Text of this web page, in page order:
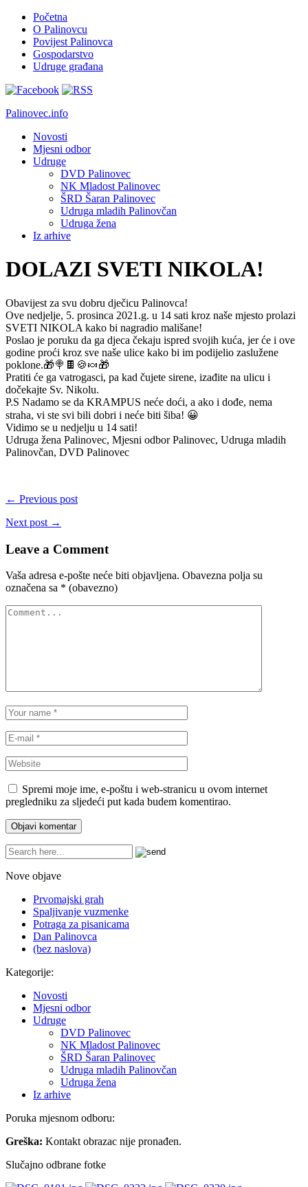
Početna
O Palinovcu
Povijest Palinovca
Gospodarstvo
Udruge građana
Palinovec.info
Novosti
Mjesni odbor
Udruge
DVD Palinovec
NK Mladost Palinovec
ŠRD Šaran Palinovec
Udruga mladih Palinovčan
Udruga žena
Iz arhive
DOLAZI SVETI NIKOLA!
Obavijest za svu dobru dječicu Palinovca!
Ove nedjelje, 5. prosinca 2021.g. u 14 sati kroz naše mjesto prolazi
SVETI NIKOLA kako bi nagradio mališane!
Poslao je poruku da ga djeca čekaju ispred svojih kuća, jer će i ove
godine proći kroz sve naše ulice kako bi im podijelio zaslužene
poklone.🎁🍭🍫🍪🍬🎁
Pratiti će ga vatrogasci, pa kad čujete sirene, izađite na ulicu i
dočekajte Sv. Nikolu.
P.S Nadamo se da KRAMPUS neće doći, a ako i dođe, nema
straha, vi ste svi bili dobri i neće biti šiba! 😀
Vidimo se u nedjelju u 14 sati!
Udruga žena Palinovec, Mjesni odbor Palinovec, Udruga mladih
Palinovčan, DVD Palinovec
← Previous post
Next post →
Leave a Comment
Vaša adresa e-pošte neće biti objavljena. Obavezna polja su
označena sa * (obavezno)
Spremi moje ime, e-poštu i web-stranicu u ovom internet
pregledniku za sljedeći put kada budem komentirao.
Nove objave
Prvomajski grah
Spaljivanje vuzmenke
Potraga za pisanicama
Dan Palinovca
(bez naslova)
Kategorije:
Novosti
Mjesni odbor
Udruge
DVD Palinovec
NK Mladost Palinovec
ŠRD Šaran Palinovec
Udruga mladih Palinovčan
Udruga žena
Iz arhive
Poruka mjesnom odboru:
Greška: Kontakt obrazac nije pronađen.
Slučajno odbrane fotke